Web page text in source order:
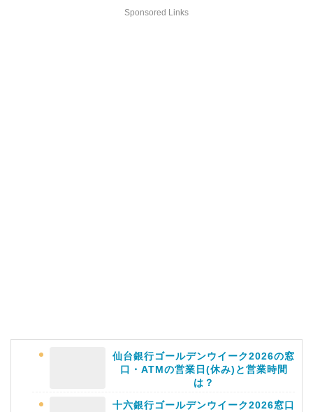
Sponsored Links
仙台銀行ゴールデンウイーク2026の窓
口・ATMの営業日(休み)と営業時間
は？
十六銀行ゴールデンウイーク2026窓口